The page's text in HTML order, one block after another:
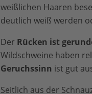
weißlichen Haaren
deutlich weiß werden
Der Rücken ist
Wildschweine haben
Geruchssinn ist gut
Seitlich aus der